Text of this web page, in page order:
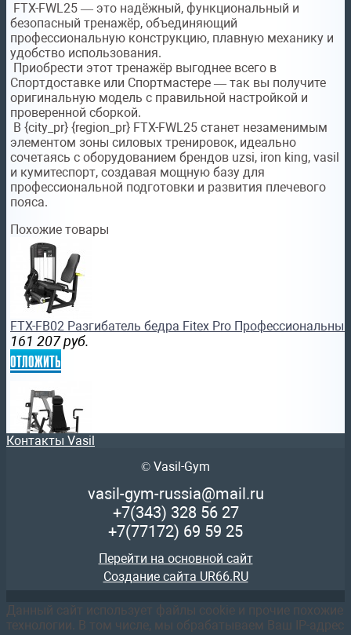
FTX-FWL25 — это надёжный, функциональный и
безопасный тренажёр, объединяющий
профессиональную конструкцию, плавную механику и
удобство использования.
Приобрести этот тренажёр выгоднее всего в
Спортдоставке или Спортмастере — так вы получите
оригинальную модель с правильной настройкой и
проверенной сборкой.
В {city_pr} {region_pr} FTX-FWL25 станет незаменимым
элементом зоны силовых тренировок, идеально
сочетаясь с оборудованием брендов uzsi, iron king, vasil
и кумитеспорт, создавая мощную базу для
профессиональной подготовки и развития плечевого
пояса.
Похожие товары
FTX-FB02 Разгибатель бедра Fitex Pro
161 207 руб.
отложить
FTX-FWL03 Жим от груди сидя под углом вниз Fitex Pro
силовой тренажер
FTX-82041 Рычажная тяга Fitex Pro Профессиональный
Контакты Vasil
© Vasil-Gym
vasil-gym-russia@mail.ru
+7(343) 328 56 27
+7(77172) 69 59 25
Перейти на основной сайт
Создание сайта UR66.RU
Данный сайт использует файлы cookie и прочие похожие
технологии. В том числе, мы обрабатываем Ваш IP-адрес